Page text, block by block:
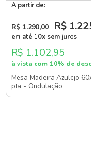
A partir de:
R$ 1.290,00 R$
em até 10x sem juros
R$ 1.102,95
à vista com 10% de
Mesa Madeira Azulejo
pta - Ondulação